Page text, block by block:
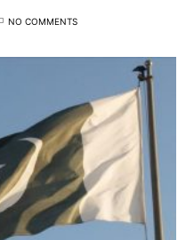
NO COMMENTS